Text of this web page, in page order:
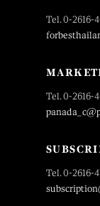
Tel. 0-2616-
Tel. 0-2616-
Tel. 0-2616-